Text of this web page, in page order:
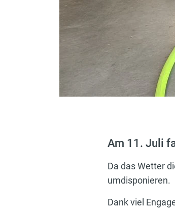
Am 11. Juli
Da das Wetter
umdisponieren.
Dank viel